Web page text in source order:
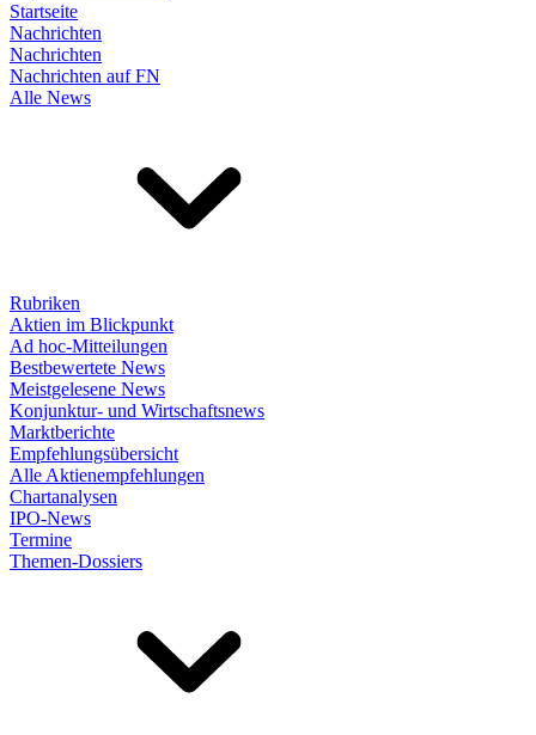
Startseite
Nachrichten
Nachrichten
Nachrichten auf FN
Alle News
Rubriken
Aktien im Blickpunkt
Ad hoc-Mitteilungen
Bestbewertete News
Meistgelesene News
Konjunktur- und Wirtschaftsnews
Marktberichte
Empfehlungsübersicht
Alle Aktienempfehlungen
Chartanalysen
IPO-News
Termine
Themen-Dossiers